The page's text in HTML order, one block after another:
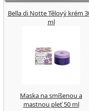
Bella di Notte Tělový krém
ml
Maska na smíšenou a
mastnou pleť 50 ml